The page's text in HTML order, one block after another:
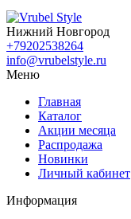
Нижний Новгород
+79202538264
info@vrubelstyle.ru
Меню
Главная
Каталог
Акции месяца
Распродажа
Новинки
Личный кабинет
Информация